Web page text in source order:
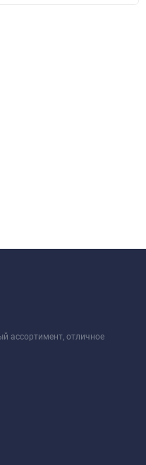
ассортимент, отличное